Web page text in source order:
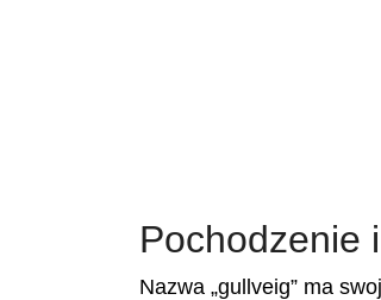
Pochodzenie
Nazwa „gullveig” ma